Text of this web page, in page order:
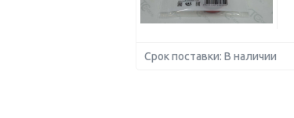
Срок поставки: В наличии